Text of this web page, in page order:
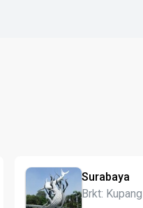
Surabaya
Brkt: Kupang